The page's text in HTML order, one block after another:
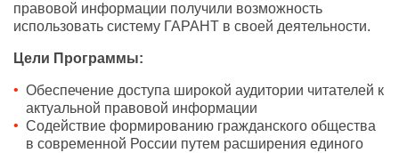
правовой информации получили возможность
использовать систему ГАРАНТ в своей деятельности.
Цели Программы:
Обеспечение доступа широкой аудитории читателей к
актуальной правовой информации
Содействие формированию гражданского общества
в современной России путем расширения единого